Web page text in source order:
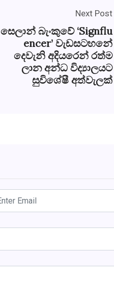
Next Post
සෙලාන් බැංකුවේ ‘Signflu
encer’ වැඩසටහනේ
දෙවැනි අදියරෙන් රත්ම
ලාන අන්ධ විද්‍යාලයට
සුවිශේෂී අත්වැලක්